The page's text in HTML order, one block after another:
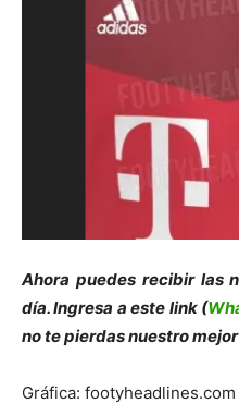
Ahora puedes recibir las
día. Ingresa a este link (
no te pierdas nuestro
Gráfica: footyheadlines.com